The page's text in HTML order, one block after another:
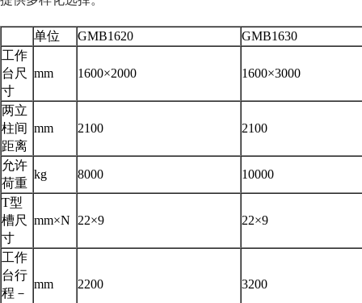
联系我们
单位 GMB1620
GMB1630
工作
台尺
寸
mm 1600×2000 1600×3000
两立
柱间
距离
mm 2100 2100
允许
荷重
kg 8000 10000
T型
槽尺
寸
mm×N 22×9 22×9
工作
台行
程－
mm 2200 3200